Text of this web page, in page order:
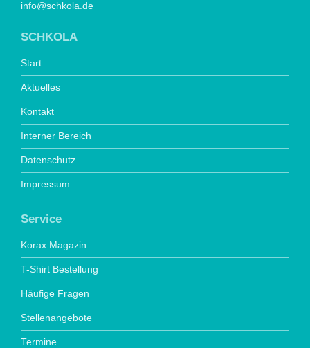
info@schkola.de
SCHKOLA
Start
Aktuelles
Kontakt
Interner Bereich
Datenschutz
Impressum
Service
Korax Magazin
T-Shirt Bestellung
Häufige Fragen
Stellenangebote
Termine